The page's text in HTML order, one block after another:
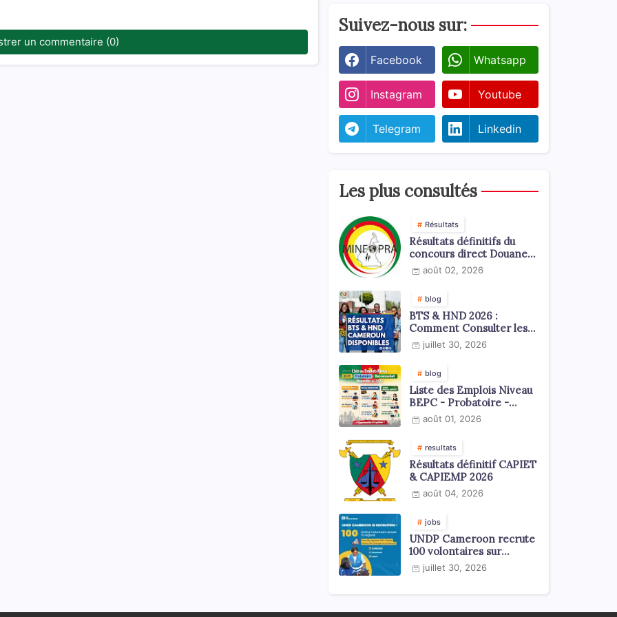
un commentaire (0)
Suivez-nous sur:
Facebook Whatsapp
Instagram Youtube
Telegram Linkedin
Les plus consultés
Résultats
Résultats définitifs du
concours direct Douanes
2026août 02, 2026
blog
BTS & HND 2026 :
Comment Consulter les
Résultats ?
juillet 30, 2026
blog
Liste des Emplois Niveau
BEPC - Probatoire -
Baccalauréat dispoblible
en 2026
août 01, 2026
resultats
Résultats définitif CAPIET
& CAPIEMP 2026
août 04, 2026
jobs
UNDP Cameroon recrute
100 volontaires sur
l'échelle du territoire
national
juillet 30, 2026